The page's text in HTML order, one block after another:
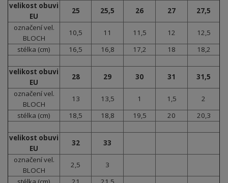
velikost obuvi
EU
25 25,5 26 27
27,5
označení vel.
BLOCH
10,5 11 11,5 12
12,5
stélka (cm)
16,5 16,8 17,2 18 18,2
velikost obuvi
EU
28 29 30 31
31,5
označení vel.
BLOCH
13 13,5 1 1,5
2
stélka (cm)
18,5 18,8 19,5 20 20,3
velikost obuvi
EU
32
33
označení vel.
BLOCH
2,5
3